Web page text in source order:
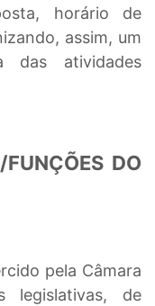
horário de
assim, um
das atividades
FUNÇÕES DO
pela Câmara
legislativas, de